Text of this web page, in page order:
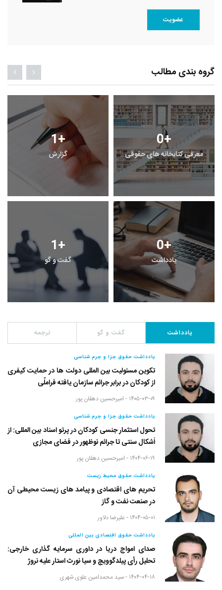
عضویت
گروه بندی مطالب
1+
گزارش
0+
معرفی کتابخانه های حقوقی
1+
گفت و گو
0+
یادداشت
یادداشت گفت و گو ترجمه
یادداشت حقوق جزا و جرم شناسی
تکوین مسئولیت بین المللی دولت ها در حمایت کیفری
از کودکان در برابر جرائم سازمان یافته فراملّی
۱۴۰۵-۰۳-۰۹ - امیرحسین دهقان پور
یادداشت حقوق جزا و جرم شناسی
تحول استثمار جنسی کودکان در پرتو اسناد بین المللی: از
اَشکال سنتی تا جرائم نوظهور در فضای مجازی
۱۴۰۴-۰۶-۱۹ - امیرحسین دهقان پور
یادداشت حقوق محیط زیست
تحریم های اقتصادی و پیامد های زیست محیطی آن
در صنعت نفت و گاز
۱۴۰۴-۰۵-۰۱ - علیرضا دلاور
یادداشت حقوق اقتصادی بین المللی
صدای امواج دریا در داوری سرمایه گذاری خارجی:
تحلیل رأی پیلدگوویچ و سیا نورث استار علیه نروژ
۱۴۰۴-۰۴-۱۸ - سید محمدامین علوی شهری